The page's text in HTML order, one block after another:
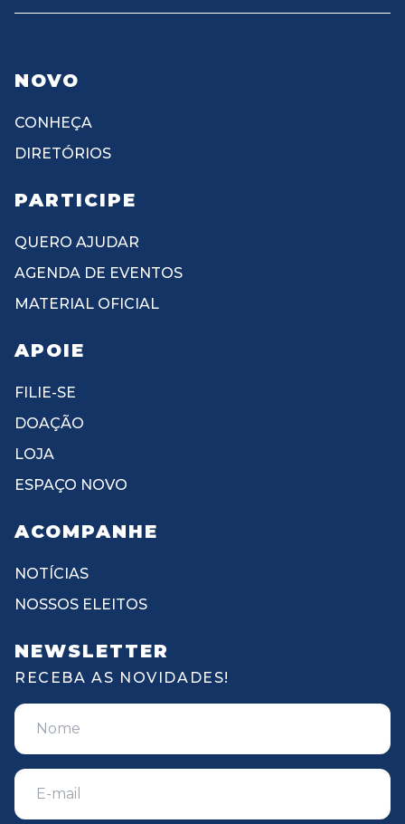
NOVO
CONHEÇA
DIRETÓRIOS
PARTICIPE
QUERO AJUDAR
AGENDA DE EVENTOS
MATERIAL OFICIAL
APOIE
FILIE-SE
DOAÇÃO
LOJA
ESPAÇO NOVO
ACOMPANHE
NOTÍCIAS
NOSSOS ELEITOS
NEWSLETTER
RECEBA AS NOVIDADES!